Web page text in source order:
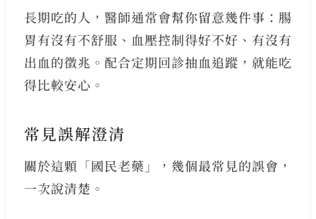
長期吃的人，醫師通常會幫你留意幾件事：腸
胃有沒有不舒服、血壓控制得好不好、有沒有
出血的徵兆。配合定期回診抽血追蹤，就能吃
得比較安心。
常見誤解澄清
關於這顆「國民老藥」，幾個最常見的誤會，
一次說清楚。